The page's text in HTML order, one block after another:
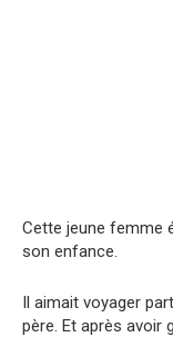
Cette jeune femme
son enfance.
Il aimait voyager
père. Et après avoir